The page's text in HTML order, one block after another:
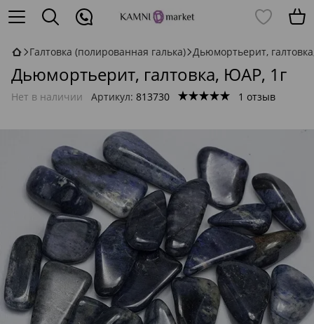
Галтовка (полированная галька) Дьюмортьерит,
Дьюмортьерит, галтовка, ЮАР, 1г
Нет в наличии Артикул: 813730 1 отзыв